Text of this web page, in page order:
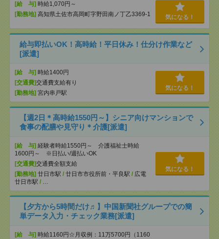
[給 与] 時給1,070円～
[勤務地] 高知県土佐市高岡町字野田南ノ丁乙3369-1 気になる！
給与即払いOK！高時給！平日休み！仕分け作業など
[派遣]
[給 与] 時給1400円
[交通費]交通費支給有り
[勤務地] 宮内串戸駅
気になる！
【週2日＊高時給1550円～】シニア向けマンションで
食事の配膳や見守り＊介護[派遣]
[給 与] 経験者時給1550円～ 介護福祉士時給
1600円～ ※日払い/週払いOK
[交通費]交通費全額支給
[勤務地] 廿日市駅 / 廿日市市役所前・平良駅 / 広電
廿日市駅 /
気になる！
【夕方から5時間だけ♬】中国新聞社グループでの簡
単データ入力・チェック業務[派遣]
[給 与] 時給1160円☆月収例：11万5700円（1160